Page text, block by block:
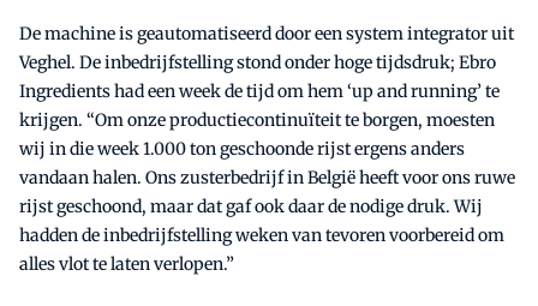
De machine is geautomatiseerd door een system integrator uit
Veghel. De inbedrijfstelling stond onder hoge tijdsdruk; Ebro
Ingredients had een week de tijd om hem ‘up and running’ te
krijgen. “Om onze productiecontinuïteit te borgen, moesten
wij in die week 1.000 ton geschoonde rijst ergens anders
vandaan halen. Ons zusterbedrijf in België heeft voor ons ruwe
rijst geschoond, maar dat gaf ook daar de nodige druk. Wij
hadden de inbedrijfstelling weken van tevoren voorbereid om
alles vlot te laten verlopen.”